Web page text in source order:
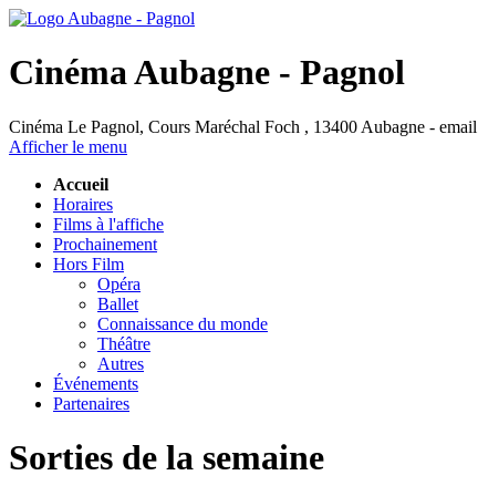
Cinéma Aubagne - Pagnol
Cinéma Le Pagnol, Cours Maréchal Foch , 13400 Aubagne -
Afficher le menu
Accueil
Horaires
Films à l'affiche
Prochainement
Hors Film
Opéra
Ballet
Connaissance du monde
Théâtre
Autres
Événements
Partenaires
Sorties de la semaine